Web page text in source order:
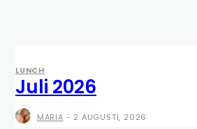
LUNCH
Juli 2026
MARIA - 2 AUGUSTI, 2026